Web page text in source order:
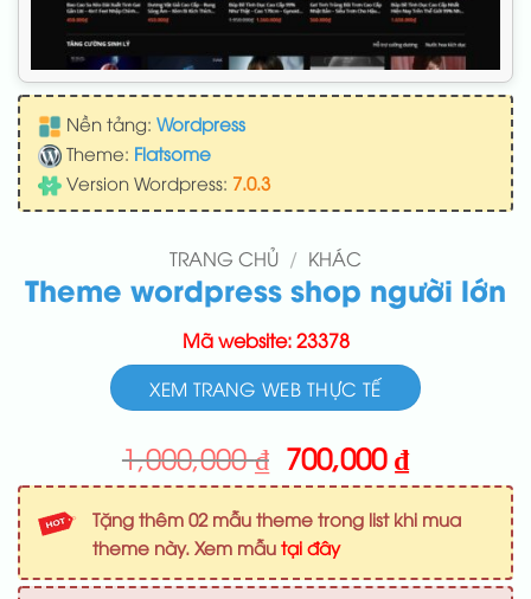
Nền tảng: Wordpress
Theme: Flatsome
Version Wordpress: 7.0.3
TRANG CHỦ / KHÁC
Theme wordpress shop người lớn
Mã website: 23378
XEM TRANG WEB THỰC TẾ
1,000,000₫ Giá
gốc
là:
1,000,000 ₫.
700,000₫Giá
hiện
tại
700,000
Tặng thêm 02 mẫu theme trong list khi mua
theme này. Xem mẫu tại đây